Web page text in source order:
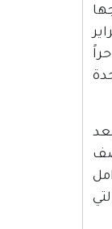
في4 شباط-فبراير